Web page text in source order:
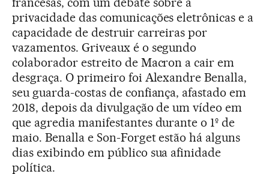
privacidade das comunicações eletrônicas e a
capacidade de destruir carreiras por
vazamentos. Griveaux é o segundo
colaborador estreito de Macron a cair em
desgraça. O primeiro foi Alexandre Benalla,
seu guarda-costas de confiança, afastado em
2018, depois da divulgação de um vídeo em
que agredia manifestantes durante o 1º de
maio. Benalla e Son-Forget estão há alguns
dias exibindo em público sua afinidade
política.